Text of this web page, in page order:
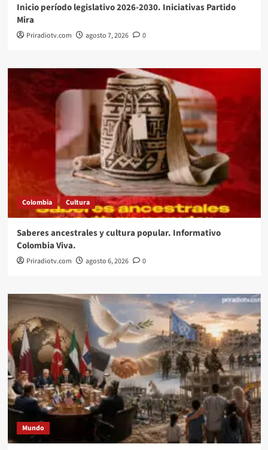
Inicio período legislativo 2026-2030. Iniciativas Partido
Mira
Priradiotv.com agosto 7, 2026 0
Colombia Cultura
Saberes ancestrales y cultura popular. Informativo
Colombia Viva.
Priradiotv.com agosto 6, 2026 0
Mundo